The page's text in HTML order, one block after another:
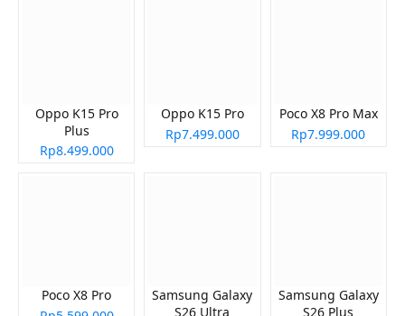
Oppo K15 Pro
Plus
Rp8.499.000
Oppo K15 Pro
Rp7.499.000
Poco X8 Pro Max
Rp7.999.000
Poco X8 Pro
Samsung Galaxy
S26 Ultra
Samsung Galaxy
S26 Plus